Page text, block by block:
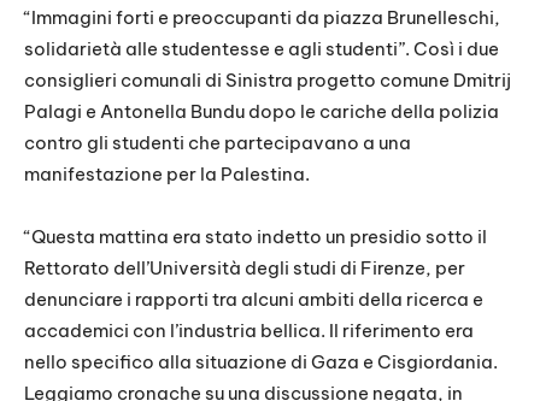
“Immagini forti e preoccupanti da piazza Brunelleschi,
solidarietà alle studentesse e agli studenti”. Così i due
consiglieri comunali di Sinistra progetto comune Dmitrij
Palagi e Antonella Bundu dopo le cariche della polizia
contro gli studenti che partecipavano a una
manifestazione per la Palestina.
“Questa mattina era stato indetto un presidio sotto il
Rettorato dell’Università degli studi di Firenze, per
denunciare i rapporti tra alcuni ambiti della ricerca e
accademici con l’industria bellica. Il riferimento era
nello specifico alla situazione di Gaza e Cisgiordania.
Leggiamo cronache su una discussione negata, in